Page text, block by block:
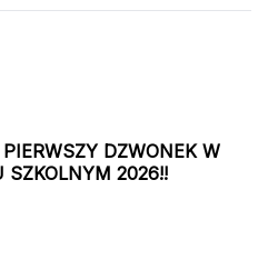
DZWONEK W
SZKOLNYM 2026!!